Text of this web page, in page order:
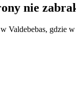
nie
Valdebebas, gdzie